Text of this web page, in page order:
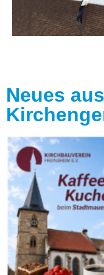
Neues